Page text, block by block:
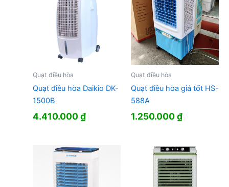
Quạt điều hòa
Quạt điều hòa Daikio DK-
1500B
4.410.000₫
Quạt điều hòa
Quạt điều hòa giá tốt HS-
588A
1.250.000₫